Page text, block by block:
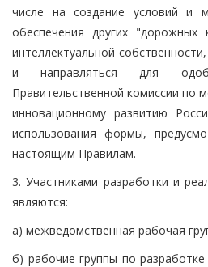
числе на создание условий и
обеспечения других
интеллектуальной
и направляться для
Правительственной комиссии по
инновационному развитию
использования формы,
настоящим Правилам.
3. Участниками разработки и
являются:
а) межведомственная рабочая
б) рабочие группы по